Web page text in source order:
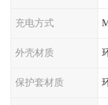
充电方式
外壳材质
保护套材质